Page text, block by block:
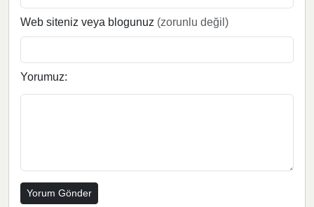
Web siteniz veya blogunuz (zorunlu değil)
Yorumuz: